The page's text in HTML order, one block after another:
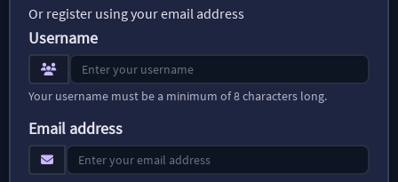
Or register using your email address
Username
Your username must be a minimum of 8 characters long.
Email address